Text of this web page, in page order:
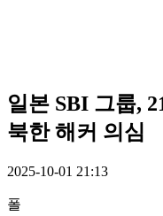
일본 SBI 그룹,
북한 해커 의심
2025-10-01 21:13
폴